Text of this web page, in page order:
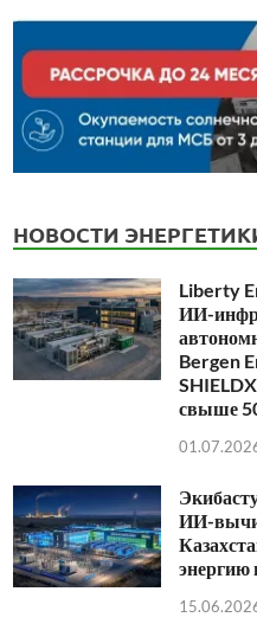
НОВОСТИ
Liberty
ИИ-
Bergen
свыше
ИИ-
энергию